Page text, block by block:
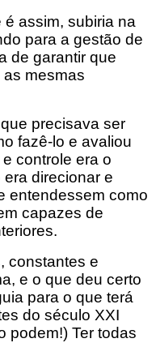
assim, subiria na
para a gestão de
de garantir que
mesmas
precisava ser
fazê-lo e avaliou
controle era o
direcionar e
entendessem como
capazes de
constantes e
e o que deu certo
para o que terá
do século XXI
podem!) Ter todas